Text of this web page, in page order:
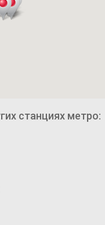
станциях метро: